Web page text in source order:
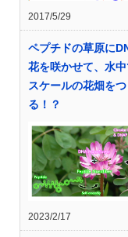
2017/5/29
ペプチドの草原に
花を咲かせて、水
スケールの花畑を
る！？
2023/2/17